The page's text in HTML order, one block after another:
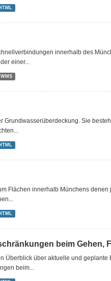
HTML
innerhalb des
einer...
WMS
Grundwasserüberdeckung. Sie
HTML
Flächen innerhalb Münchens
HTML
beim Gehen,
Überblick über aktuelle und
beim...